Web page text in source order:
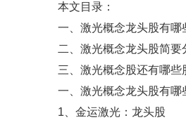
本文目录：
一、激光概念龙头股有哪
二、激光概念龙头股简要
三、激光概念股还有哪些
一、激光概念龙头股有哪
1、金运激光：龙头股